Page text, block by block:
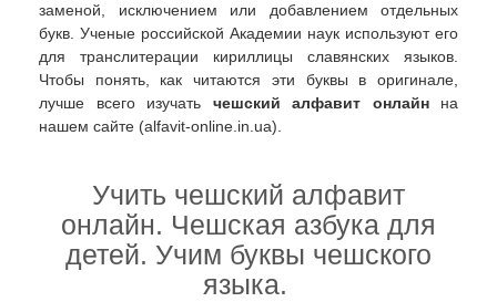
заменой, исключением или добавлением отдельных
букв. Ученые российской Академии наук используют его
для транслитерации кириллицы славянских языков.
Чтобы понять, как читаются эти буквы в оригинале,
лучше всего изучать чешский алфавит онлайн на
нашем сайте (alfavit-online.in.ua).
Учить чешский алфавит
онлайн. Чешская азбука для
детей. Учим буквы чешского
языка.